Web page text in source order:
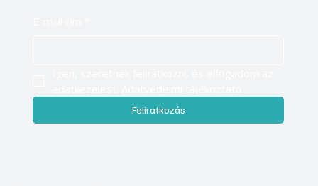
Feliratkozás